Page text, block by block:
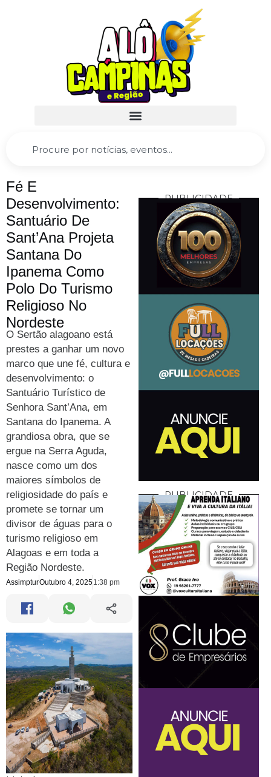
Fé E
Desenvolvimento:
Santuário De
Sant’Ana Projeta
Santana Do
Ipanema Como
Polo Do Turismo
Religioso No
Nordeste
O Sertão alagoano está
prestes a ganhar um novo
marco que une fé, cultura e
desenvolvimento: o
Santuário Turístico de
Senhora Sant’Ana, em
Santana do Ipanema. A
grandiosa obra, que se
ergue na Serra Aguda,
nasce como um dos
maiores símbolos de
religiosidade do país e
promete se tornar um
divisor de águas para o
turismo religioso em
Alagoas e em toda a
Região Nordeste.
AssimpturOutubro 4, 20251:38 pm
PUBLICIDADE
PUBLICIDADE